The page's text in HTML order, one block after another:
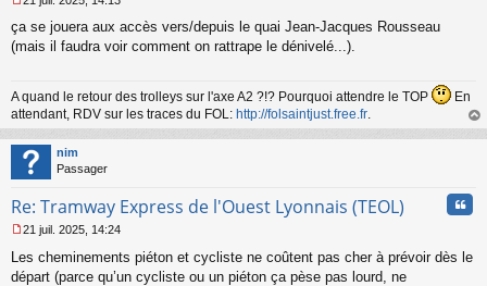
e
s
g
e
n
o
n
ça se jouera aux accès vers/depuis le quai Jean-Jacques Rousseau
(mais il faudra voir comment on rattrape le dénivelé...).
A quand le retour des trolleys sur l'axe A2 ?!? Pourquoi attendre le TOP
En
attendant, RDV sur les traces du FOL: http://folsaintjust.free.fr
au
nim
Passager
Re: Tramway Express de l'Ouest Lyonnais (TEOL)
e
s
21 juil. 2025, 14:24
Les cheminements piéton et cycliste ne coûtent pas cher à prévoir dès le
départ (parce qu’un cycliste ou un piéton ça pèse pas lourd, ne